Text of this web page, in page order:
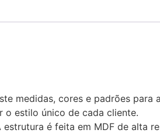
medidas, cores e padrões para
o estilo único de cada cliente.
estrutura é feita em MDF de alta